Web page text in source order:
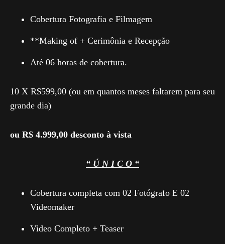
Cobertura Fotografia e Filmagem
**Making of + Cerimônia e Recepção
Até 06 horas de cobertura.
10 X R$599,00 (ou em quantos meses faltarem para seu
grande dia)
ou R$ 4.999,00 desconto à vista
“ Ú N I C O “
Cobertura completa com 02 Fotógrafo E 02
Videomaker
Video Completo + Teaser